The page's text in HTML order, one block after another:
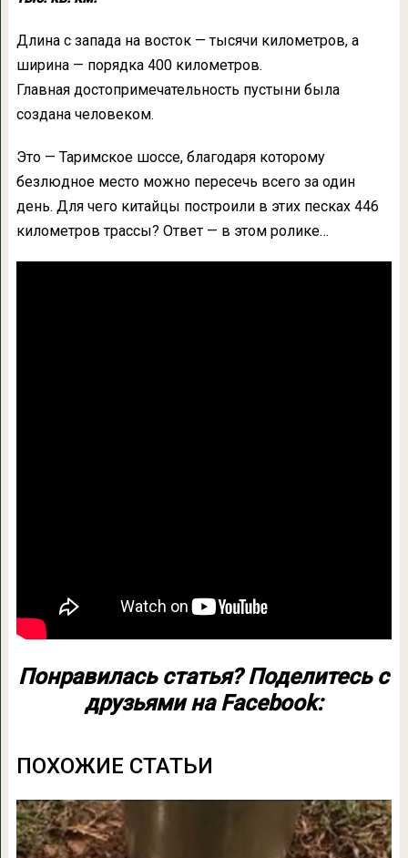
Длина с запада на восток — тысячи километров, а
ширина — порядка 400 километров.
Главная достопримечательность пустыни была
создана человеком.
Это — Таримское шоссе, благодаря которому
безлюдное место можно пересечь всего за один
день. Для чего китайцы построили в этих песках 446
километров трассы? Ответ — в этом ролике…
Понравилась статья? Поделитесь с
друзьями на Facebook:
ПОХОЖИЕ СТАТЬИ